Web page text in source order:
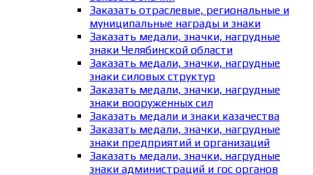
Заказать отраслевые, региональные и
муниципальные награды и знаки
Заказать медали, значки, нагрудные
знаки Челябинской области
Заказать медали, значки, нагрудные
знаки силовых структур
Заказать медали, значки, нагрудные
знаки вооруженных сил
Заказать медали и знаки казачества
Заказать медали, значки, нагрудные
знаки предприятий и организаций
Заказать медали, значки, нагрудные
знаки администраций и гос органов